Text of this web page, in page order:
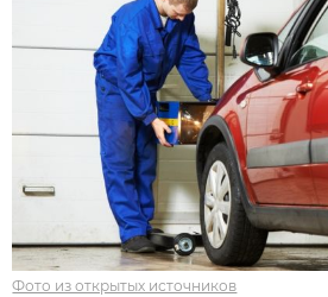
Фото из открытых источников